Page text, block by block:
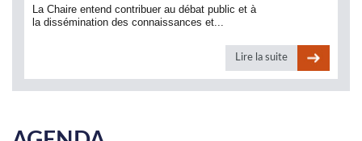
La Chaire entend contribuer au débat public et à
la dissémination des connaissances et...
Lire la suite